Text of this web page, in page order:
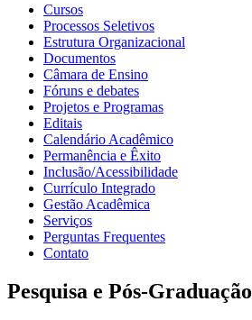
Cursos
Processos Seletivos
Estrutura Organizacional
Documentos
Câmara de Ensino
Fóruns e debates
Projetos e Programas
Editais
Calendário Acadêmico
Permanência e Êxito
Inclusão/Acessibilidade
Currículo Integrado
Gestão Acadêmica
Serviços
Perguntas Frequentes
Contato
Pesquisa e Pós-Graduação